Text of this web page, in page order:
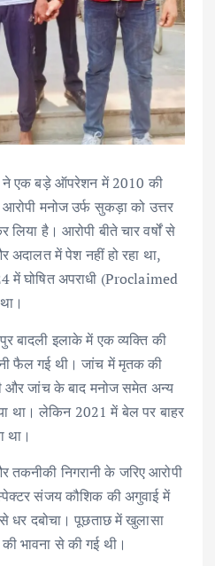
ने एक बड़े ऑपरेशन में 2010 की
मनोज उर्फ सुकड़ा को उत्तर
है। आरोपी बीते चार वर्षों से
अदालत में पेश नहीं हो रहा था,
घोषित अपराधी (Proclaimed
बादली इलाके में एक व्यक्ति की
फैल गई थी। जांच में मृतक की
और जांच के बाद मनोज समेत अन्य
था। लेकिन 2021 में बेल पर बाहर
था।
तकनीकी निगरानी के जरिए आरोपी
संजय कौशिक की अगुवाई में
धर दबोचा। पूछताछ में खुलासा
भावना से की गई थी।